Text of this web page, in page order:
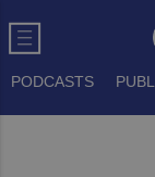
PODCASTS